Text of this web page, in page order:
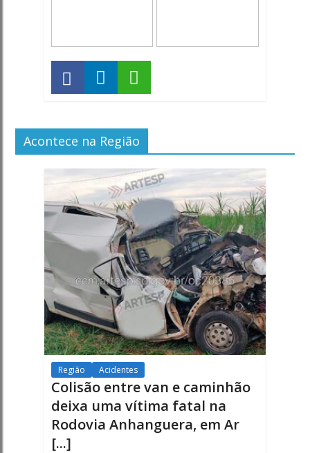
Acontece na Região
Região Acidentes
Colisão entre van e caminhão
deixa uma vítima fatal na
Rodovia Anhanguera, em Ar
[...]